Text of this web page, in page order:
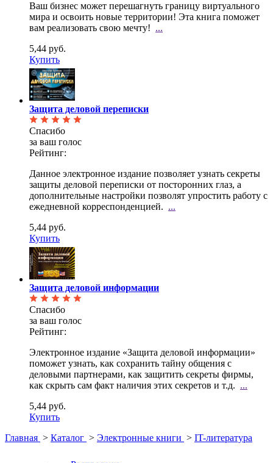
Ваш бизнес может перешагнуть границу виртуального
мира и освоить новые территории! Эта книга поможет
вам реализовать свою мечту! ...
5,44 руб.
Купить
Защита деловой переписки
Спасибо
за ваш голос
Рейтинг:
Данное электронное издание позволяет узнать секреты
защиты деловой переписки от посторонних глаз, а
дополнительные настройки позволят упростить работу с
ежедневной корреспонденцией. ...
5,44 руб.
Купить
Защита деловой информации
Спасибо
за ваш голос
Рейтинг:
Электронное издание «Защита деловой информации»
поможет узнать, как сохранить тайну общения с
деловыми партнерами, как защитить секреты фирмы,
как скрыть сам факт наличия этих секретов и т.д. ...
5,44 руб.
Купить
Главная > Каталог > Электронные книги > IT-литература